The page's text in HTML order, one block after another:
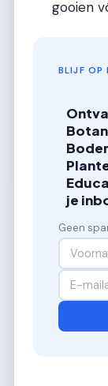
gooien
BLIJF OP
je
Geen